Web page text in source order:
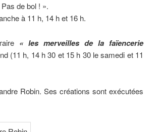
de bol ! ».
à 11 h, 14 h et 16 h.
« les merveilles de la faïencerie
(11 h, 14 h 30 et 15 h 30 le samedi et 11
Robin. Ses créations sont exécutées